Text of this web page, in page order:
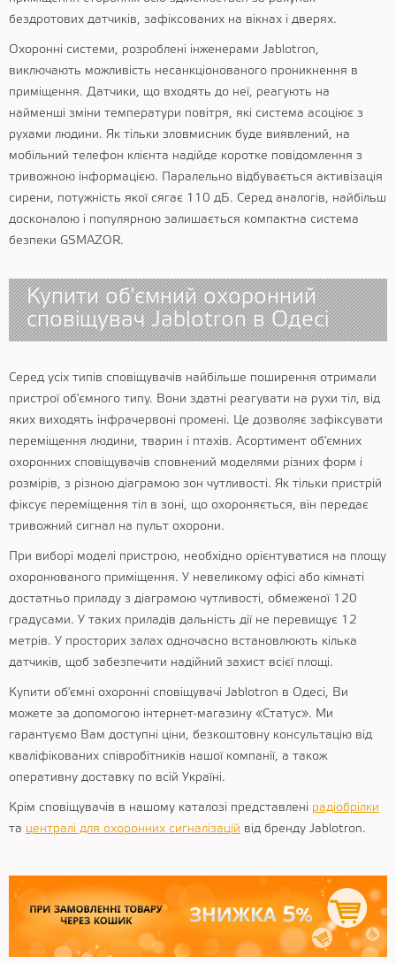
бездротових датчиків, зафіксованих на вікнах і дверях.
Охоронні системи, розроблені інженерами Jablotron,
виключають можливість несанкціонованого проникнення в
приміщення. Датчики, що входять до неї, реагують на
найменші зміни температури повітря, які система асоціює з
рухами людини. Як тільки зловмисник буде виявлений, на
мобільний телефон клієнта надійде коротке повідомлення з
тривожною інформацією. Паралельно відбувається активізація
сирени, потужність якої сягає 110 дБ. Серед аналогів, найбільш
досконалою і популярною залишається компактна система
безпеки GSMAZOR.
Купити об'ємний охоронний
сповіщувач Jablotron в Одесі
Серед усіх типів сповіщувачів найбільше поширення отримали
пристрої об'ємного типу. Вони здатні реагувати на рухи тіл, від
яких виходять інфрачервоні промені. Це дозволяє зафіксувати
переміщення людини, тварин і птахів. Асортимент об'ємних
охоронних сповіщувачів сповнений моделями різних форм і
розмірів, з різною діаграмою зон чутливості. Як тільки пристрій
фіксує переміщення тіл в зоні, що охороняється, він передає
тривожний сигнал на пульт охорони.
При виборі моделі пристрою, необхідно орієнтуватися на площу
охоронюваного приміщення. У невеликому офісі або кімнаті
достатньо приладу з діаграмою чутливості, обмеженої 120
градусами. У таких приладів дальність дії не перевищує 12
метрів. У просторих залах одночасно встановлюють кілька
датчиків, щоб забезпечити надійний захист всієї площі.
Купити об'ємні охоронні сповіщувачі Jablotron в Одесі, Ви
можете за допомогою інтернет-магазину «Статус». Ми
гарантуємо Вам доступні ціни, безкоштовну консультацію від
кваліфікованих співробітників нашої компанії, а також
оперативну доставку по всій Україні.
Крім сповіщувачів в нашому каталозі представлені радіобрілки
та централі для охоронних сигналізацій від бренду Jablotron.